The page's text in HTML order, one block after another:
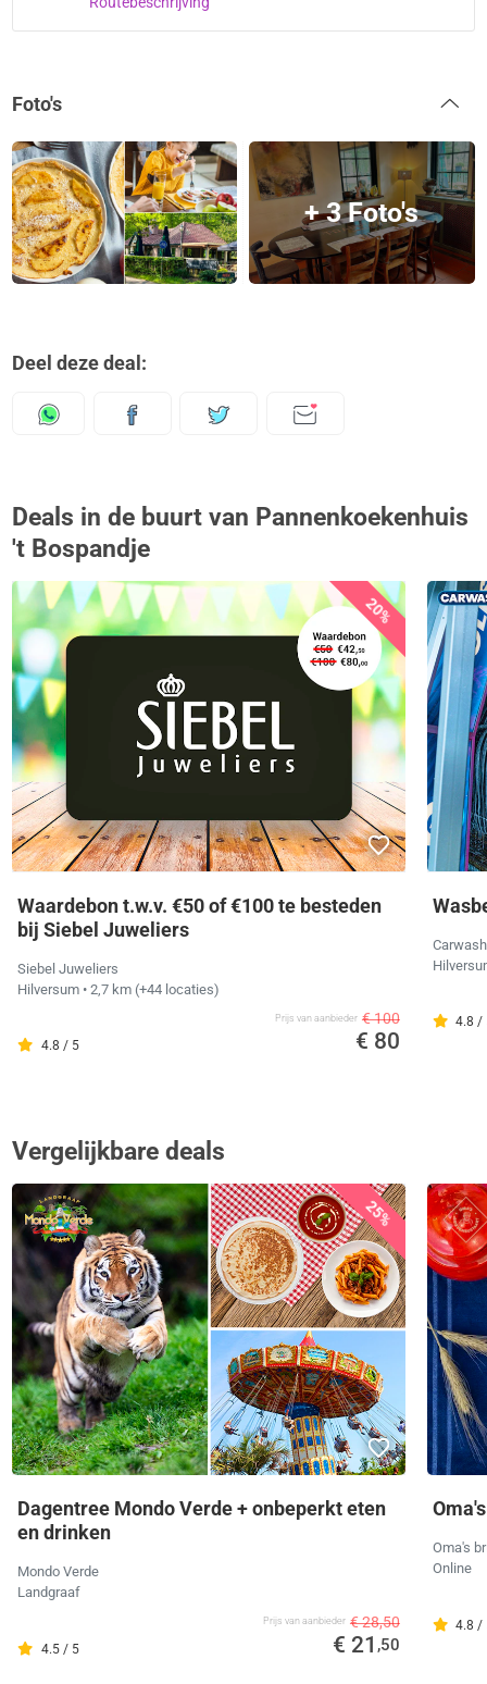
Foto's
+ 3 Foto's
Deel deze deal:
Deals in de buurt van Pannenkoekenhuis
't Bospandje
20%
Waardebon t.w.v. €50 of €100 te besteden
bij Siebel Juweliers
Siebel Juweliers
Hilversum • 2,7 km (+44 locaties)
4.8 / 5
Prijs van aanbieder € 100
€ 80
4.8 /
Vergelijkbare deals
25%
Dagentree Mondo Verde + onbeperkt eten
en drinken
Mondo Verde
Landgraaf
4.5 / 5
Prijs van aanbieder € 28,50
€ 21 ,50
Oma's
Online
4.8 /